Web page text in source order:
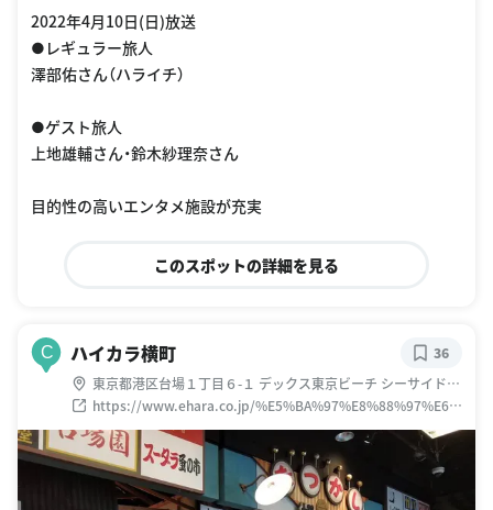
2022年4月10日(日)放送
●レギュラー旅人
澤部佑さん（ハライチ）
●ゲスト旅人
上地雄輔さん・鈴木紗理奈さん
目的性の高いエンタメ施設が充実
このスポットの詳細を見る
C ハイカラ横町
東京都港区台場１丁目６-１ デックス東京ビーチ シーサイドモ
ール 4F
https://www.ehara.co.jp/%E5%BA%97%E8%88%97%E6%
A1%88%E5%86%85/%E3%81%8A%E5%8F%B0%E5%A0%
B4%E5%BA%97/
36